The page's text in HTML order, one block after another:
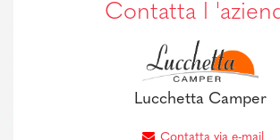
Contatta l
Lucchetta Camper